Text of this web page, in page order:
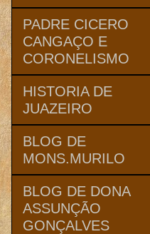
PADRE CICERO
CANGAÇO E
CORONELISMO
HISTORIA DE
JUAZEIRO
BLOG DE
MONS.MURILO
BLOG DE DONA
ASSUNÇÃO
GONÇALVES